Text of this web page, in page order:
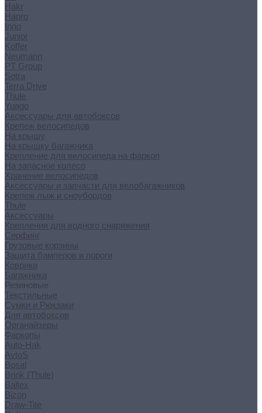
Hakr
Hapro
Inno
Junior
Koffer
Neumann
PT Group
Sotra
Terra Drive
Thule
Yuago
Аксессуары для автобоксов
Крепеж велосипедов
На крышу
На крышку багажника
Крепление для велосипеда на фаркоп
На запасное колесо
Хранение велосипедов
Аксессуары и запчасти для велобагажников
Крепеж лыж и сноубордов
Thule
Аксессуары
Крепления для водного снаряжения
Серфинг
Грузовые корзины
Защита бамперов и пороги
Коврики
Багажника
Резиновые
Текстильные
Сумки и Рюкзаки
Для автобоксов
Органайзеры
Фаркопы
Auto-Hak
AvtoS
Bosal
Brink (Thule)
Baltex
Bizon
Draw-Tite